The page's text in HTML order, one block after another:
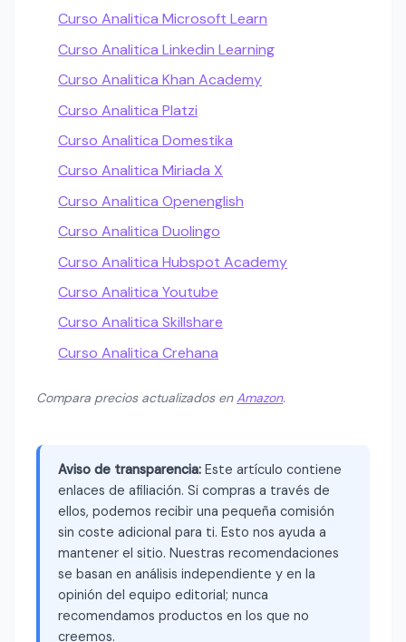
Curso Analitica Microsoft Learn
Curso Analitica Linkedin Learning
Curso Analitica Khan Academy
Curso Analitica Platzi
Curso Analitica Domestika
Curso Analitica Miriada X
Curso Analitica Openenglish
Curso Analitica Duolingo
Curso Analitica Hubspot Academy
Curso Analitica Youtube
Curso Analitica Skillshare
Curso Analitica Crehana
Compara precios actualizados enAmazon.
Aviso de transparencia: Este artículo contiene
enlaces de afiliación. Si compras a través de
ellos, podemos recibir una pequeña comisión
sin coste adicional para ti. Esto nos ayuda a
mantener el sitio. Nuestras recomendaciones
se basan en análisis independiente y en la
opinión del equipo editorial; nunca
recomendamos productos en los que no
creemos.